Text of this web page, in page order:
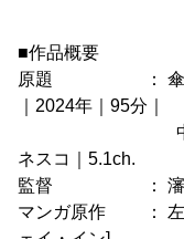
■作品概要
原題 ： 傘少女
｜2024年｜95分｜
中国語音声
ネスコ｜5.1ch.
監督 ： 瀋傑 [
マンガ原作 ： 左